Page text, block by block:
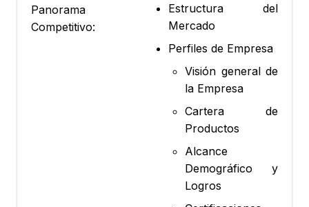
Panorama
Competitivo:
Estructura del
Mercado
Perfiles de Empresa
Visión general de
la Empresa
Cartera de
Productos
Alcance
Demográfico y
Logros